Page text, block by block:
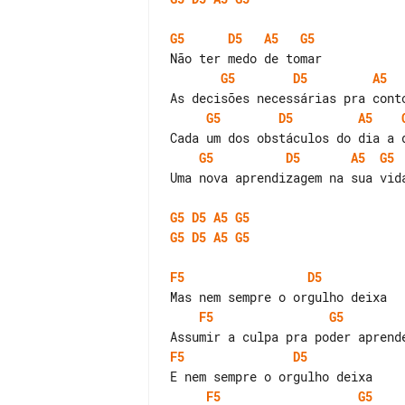
G5 D5 A5
G5
G5
D5 A5
G5
D5 A5
G5
D5 A5
G5
Uma nova aprendizagem na sua
G5 D5 A5 G5
G5 D5 A5 G5
F5
D5
F5
G5
F5
D5
F5
G5